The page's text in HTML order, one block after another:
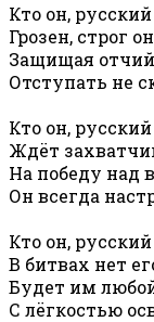
Кто он,
Грозен, строг
Защищая
Отступать не
Кто он,
Ждёт
На победу над
Он всегда
Кто он,
В битвах нет
Будет им
С лёгкостью